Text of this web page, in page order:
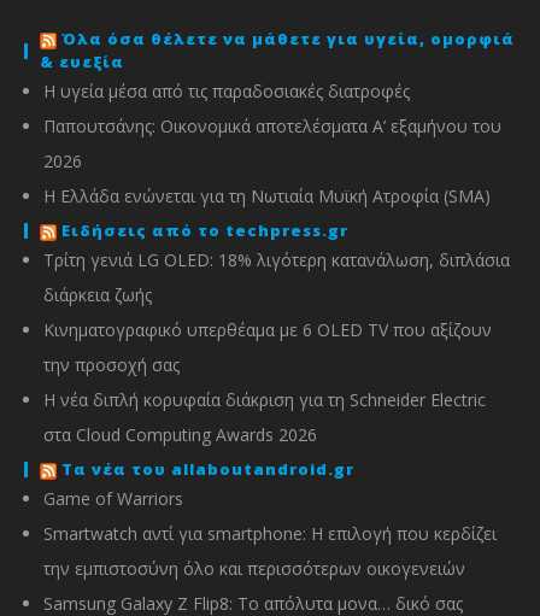
Όλα όσα θέλετε να μάθετε για υγεία, ομορφιά
& ευεξία
Η υγεία μέσα από τις παραδοσιακές διατροφές
Παπουτσάνης: Οικονομικά αποτελέσματα Α’ εξαμήνου του
2026
Η Ελλάδα ενώνεται για τη Νωτιαία Μυϊκή Ατροφία (SMA)
Ειδήσεις από το techpress.gr
Τρίτη γενιά LG OLED: 18% λιγότερη κατανάλωση, διπλάσια
διάρκεια ζωής
Κινηματογραφικό υπερθέαμα με 6 OLED TV που αξίζουν
την προσοχή σας
Η νέα διπλή κορυφαία διάκριση για τη Schneider Electric
στα Cloud Computing Awards 2026
Τα νέα του allaboutandroid.gr
Game of Warriors
Smartwatch αντί για smartphone: Η επιλογή που κερδίζει
την εμπιστοσύνη όλο και περισσότερων οικογενειών
Samsung Galaxy Z Flip8: Το απόλυτα μονα… δικό σας